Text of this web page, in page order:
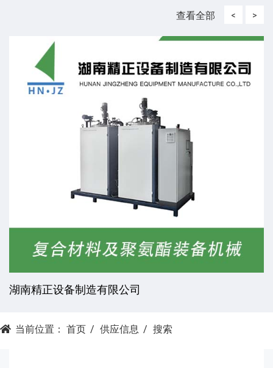
查看全部 <
湖南精正设备制造有限公司
>
当前位置： 首页 供应信息 搜索